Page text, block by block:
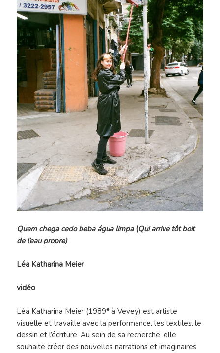
Quem chega cedo beba água limpa(Qui arrive tôt boit
de l’eau propre)
Léa Katharina Meier
vidéo
Léa Katharina Meier (1989* à Vevey) est artiste
visuelle et travaille avec la performance, les textiles, le
dessin et l’écriture. Au sein de sa recherche, elle
souhaite créer des nouvelles narrations et imaginaires